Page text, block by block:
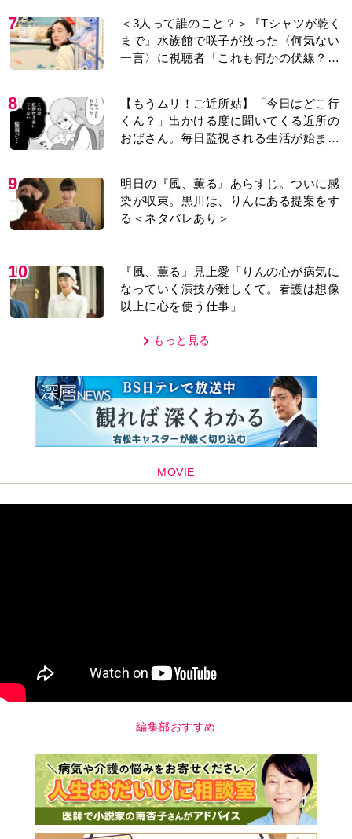
7
＜3人って誰のこと？＞『Tシャツが乾く
まで』水族館で咲子が放った〈何気ない
一言〉に視聴者「これも何かの伏線？」
8
【もうムリ！ご近所姑】「今日はどこ行
くん？」出かける度に聞いてくる近所の
おばさん。毎日監視される生活が始ま
9
明日の『風、薫る』あらすじ。ついに感
染が収束。黒川は、りんにある提案をす
る＜ネタバレあり＞
10
『風、薫る』見上愛「りんの心が病気に
なっていく演技が難しくて。看護は想像
以上に心を使う仕事」
もっと見る
MOVIE
編集部おすすめ